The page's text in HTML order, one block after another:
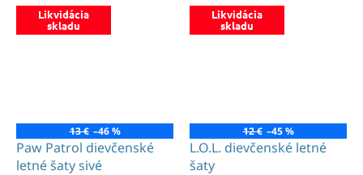
Likvidácia
skladu
13 € –46 %
Paw Patrol dievčenské
letné šaty sivé
Likvidácia
skladu
12 € –45 %
L.O.L. dievčenské letné
šaty